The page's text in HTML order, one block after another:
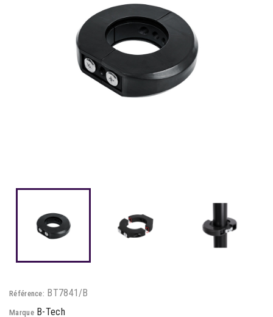
Référence: BT7841/B
Marque B-Tech